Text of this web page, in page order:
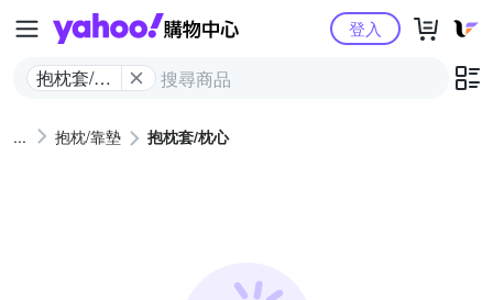
Yahoo購物中心
抱枕套/枕
登入
抱枕/靠墊 抱枕套/枕心